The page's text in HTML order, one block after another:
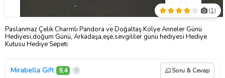
Paslanmaz Çelik Charmlı Pandora ve Doğaltaş Kolye Anneler Günü
Hediyesi,doğum Günü, Arkadaşa,eşe,sevgililer günü hediyesi Hediye
Kutusu Hediye Sepeti
(1)
Mirabella Gift 9,4 Soru & Cevap